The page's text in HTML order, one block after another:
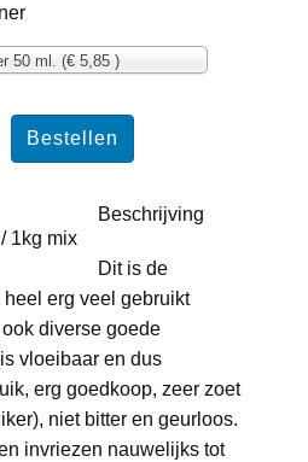
50 ml. (€ 5,85 )
Beschrijving
1kg mix
Dit is de
erg veel gebruikt
diverse goede
vloeibaar en dus
erg goedkoop, zeer zoet
niet bitter en geurloos.
invriezen nauwelijks tot